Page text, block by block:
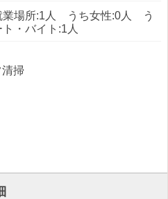
業場所:1人 うち女性:0人 う
・バイト:1人
清掃